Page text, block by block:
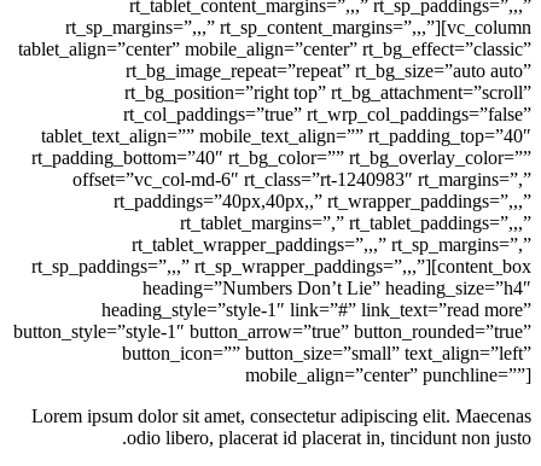
rt_tablet_content_margins=”,,,”
rt_sp_margins=”,,,”
tablet_align=”center” mobile_align=”center”
rt_bg_image_repeat=”repeat”
rt_bg_position=”right top”
rt_col_paddings=”true”
tablet_text_align=”” mobile_text_align=””
rt_padding_bottom=”40″ rt_bg_color=””
offset=”vc_col-md-6″ rt_class=”rt-1240983″
rt_paddings=”40px,40px,,”
rt_tablet_margins=”,”
rt_tablet_wrapper_paddings=”,,,”
rt_sp_paddings=”,,,”
heading=”Numbers Don’t Lie”
heading_style=”style-1″ link=”#”
button_style=”style-1″ button_arrow=”true”
button_icon=”” button_size=”small”
mobile_align=”center”
Lorem ipsum dolor sit amet, consectetur adipiscing elit.
odio libero, placerat id placerat in,